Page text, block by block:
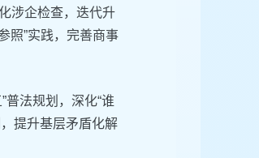
涉企检查，迭代升
照”实践，完善商事
普法规划，深化“谁
提升基层矛盾化解